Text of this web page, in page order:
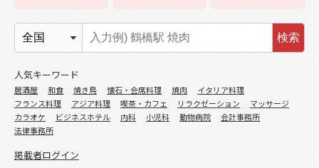
検索
人気キーワード
居酒屋 和食 焼き鳥 懐石・会席料理 焼肉
イタリア料理
フランス料理
アジア料理 喫茶・カフェ リラクゼーション
マッサージ
カラオケ
ビジネスホテル 内科 小児科 動物病院
会計事務所
法律事務所
掲載者ログイン